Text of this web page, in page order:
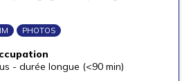
PHOTOS
- durée longue (<90 min)